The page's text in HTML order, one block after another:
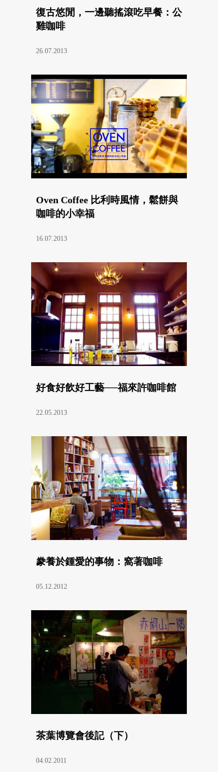
復古悠閒，一邊聽搖滾吃早餐：公
雞咖啡
26.07.2013
Oven Coffee 比利時風情，鬆餅與
咖啡的小幸福
16.07.2013
好食好飲好工藝──福來許咖啡館
22.05.2013
豢養於鍾愛的事物：窩著咖啡
05.12.2012
茶葉博覽會後記（下）
04.02.2011